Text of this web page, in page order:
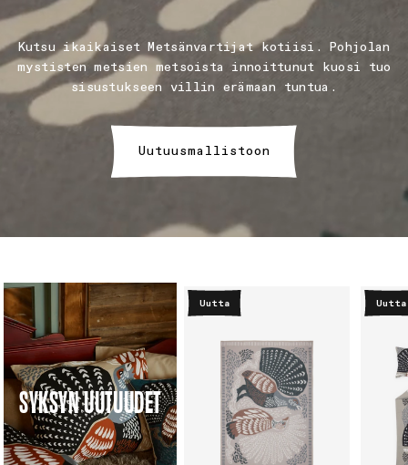
Kutsu ikaikaiset Metsänvartijat kotiisi. Pohjolan
mystisten metsien metsoista innoittunut kuosi tuo
sisustukseen villin erämaan tuntua.
Uutuusmallistoon
SYKSYN UUTUUDET
Uutta Uutta